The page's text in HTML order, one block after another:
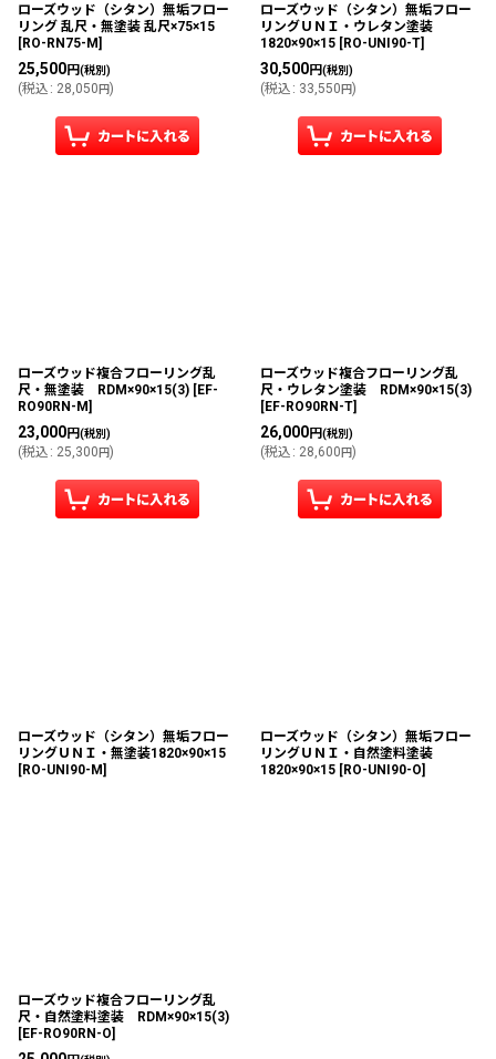
ローズウッド（シタン）無垢フロー
リング 乱尺・無塗装 乱尺×75×15
[RO-RN75-M]
25,500円(税別)
(税込 : 28,050 円)
ローズウッド（シタン）無垢フロー
リングＵＮＩ・ウレタン塗装
1820×90×15 [RO-UNI90-T]
30,500円(税別)
(税込 : 33,550 円)
ローズウッド複合フローリング乱
尺・無塗装 RDM×90×15(3) [EF-
RO90RN-M]
23,000円(税別)
(税込 : 25,300 円)
ローズウッド複合フローリング乱
尺・ウレタン塗装 RDM×90×15(3)
[EF-RO90RN-T]
26,000円(税別)
(税込 : 28,600 円)
ローズウッド（シタン）無垢フロー
リングＵＮＩ・無塗装1820×90×15
[RO-UNI90-M]
ローズウッド（シタン）無垢フロー
リングＵＮＩ・自然塗料塗装
1820×90×15 [RO-UNI90-O]
ローズウッド複合フローリング乱
尺・自然塗料塗装 RDM×90×15(3)
[EF-RO90RN-O]